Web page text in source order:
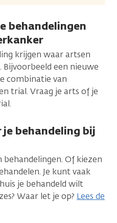
behandelingen
krijgen waar artsen
een nieuwe
combinatie van
trial. Vraag je arts of je
je behandeling bij
behandelingen. Of kiezen
Je kunt vaak
je behandeld wilt
Waar let je op? Lees de